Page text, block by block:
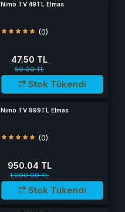
Nimo TV 49TL Elmas
(0)
47.50 TL
50.00 TL
Stok Tükendi
Nimo TV 999TL Elmas
(0)
950.04 TL
1,000.00 TL
Stok Tükendi